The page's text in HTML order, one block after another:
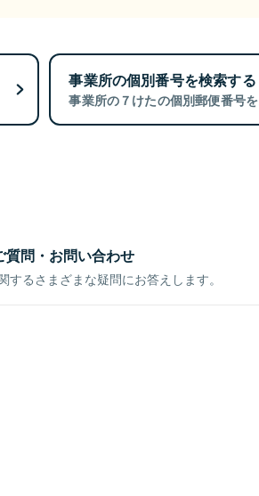
事業所の個別番号を検索する
事業所の７けたの個別郵便番号を
質問・お問い合わせ
するさまざまな疑問にお答えします。